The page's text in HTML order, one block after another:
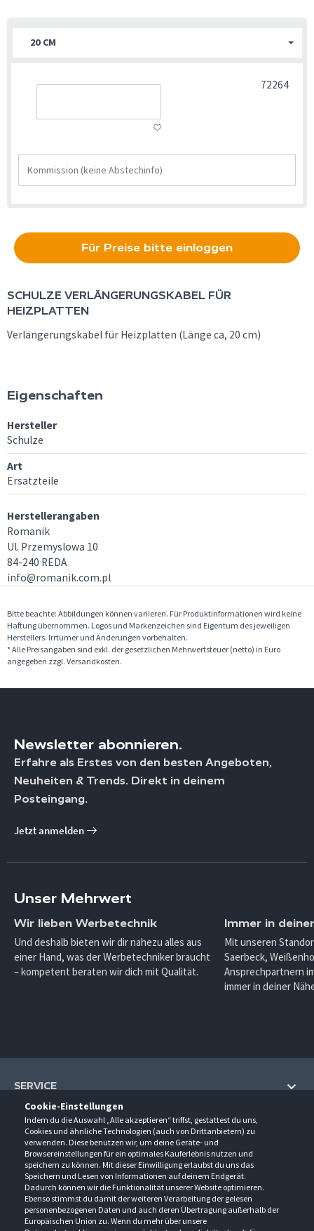
Cookie-Einstellungen
Indem du die Auswahl „Alle akzeptieren“ triffst, gestattest du uns,
Cookies und ähnliche Technologien (auch von Drittanbietern) zu
verwenden. Diese benutzen wir, um deine Geräte- und
Browsereinstellungen für ein optimales Kauferlebnis nutzen und
speichern zu können. Mit dieser Einwilligung erlaubst du uns das
Speichern und Lesen von Informationen auf deinem Endgerät.
Dadurch können wir die Funktionalität unserer Website optimieren.
Ebenso stimmst du damit der weiteren Verarbeitung der gelesen
personenbezogenen Daten und auch deren Übertragung außerhalb der
Europäischen Union zu. Wenn du mehr über unsere
20 CM
72264
Für Preise bitte einloggen
SCHULZE VERLÄNGERUNGSKABEL FÜR
HEIZPLATTEN
Verlängerungskabel für Heizplatten (Länge ca, 20 cm)
Eigenschaften
Hersteller
Schulze
Art
Ersatzteile
Herstellerangaben
Romanik
Ul. Przemyslowa 10
84-240 REDA
info@romanik.com.pl
Bitte beachte: Abbildungen können variieren. Für Produktinformationen wird keine
Haftung übernommen. Logos und Markenzeichen sind Eigentum des jeweiligen
Herstellers. Irrtümer und Änderungen vorbehalten.
* Alle Preisangaben sind exkl. der gesetzlichen Mehrwertsteuer (netto) in Euro
angegeben zzgl. Versandkosten.
Newsletter abonnieren.
Erfahre als Erstes von den besten Angeboten,
Neuheiten & Trends. Direkt in deinem
Posteingang.
Jetzt anmelden
Unser Mehrwert
Wir lieben Werbetechnik
Und deshalb bieten wir dir nahezu alles aus
einer Hand, was der Werbetechniker braucht
– kompetent beraten wir dich mit Qualität.
Immer in
Mit unseren
Saerbeck,
Ansprechpartnern
immer in deiner
SERVICE
Hilfe und Information
Fragen und Antworten (FAQ)
Kontakt
Newsletter
Events
Downloads
UNTERNEHMEN
Über uns
Anfahrt
Ansprechpartner
Außendienstbesuch
KONTAKT
Gröner-Schulze GmbH
Sarirstraße 5
12529 Schönefeld
ÖFFNUNGSZEITEN
Montag - Donnerstag
9:00 - 17:00
FOLGE UNS